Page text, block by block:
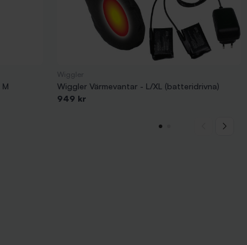
Wiggler Värmevantar - L/XL (batteridrivna)
949 kr